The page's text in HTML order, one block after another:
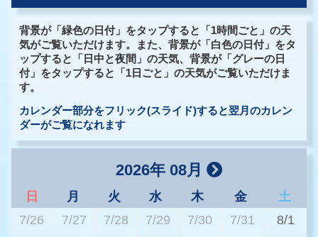
背景が「緑色の日付」をタップすると「1時間ごと」の天
気がご覧いただけます。また、背景が「白色の日付」をタ
ップすると「日中と夜間」の天気、背景が「グレーの日
付」をタップすると「1日ごと」の天気がご覧いただけま
す。
カレンダー部分をフリック(スライド)すると翌月のカレン
ダーがご覧になれます
2026年 08月
日 月 火 水 木 金
土
7/26
7/27 7/28 7/29 7/30 7/31 8/1